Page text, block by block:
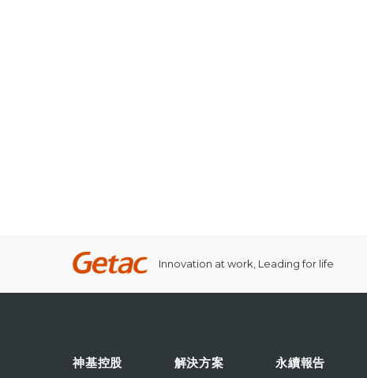
Innovation at work, Leading for life
神基控股 解決方案 永續報告